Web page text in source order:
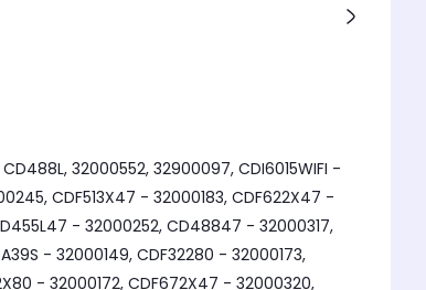
32000552, 32900097, CDI6015WIFI -
CDF513X47 - 32000183, CDF622X47 -
- 32000252, CD48847 - 32000317,
- 32000149, CDF32280 - 32000173,
- 32000172, CDF672X47 - 32000320,